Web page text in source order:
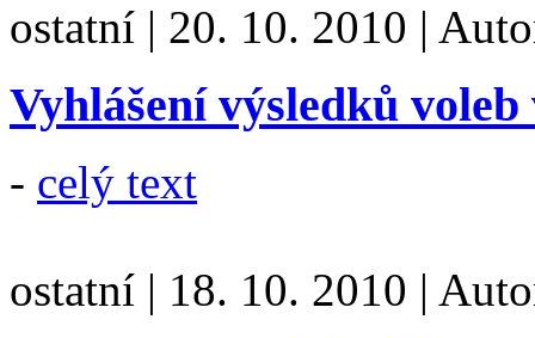
ostatní | 20. 10. 2010 |
Vyhlášení výsledků
- celý text
ostatní | 18. 10. 2010 |